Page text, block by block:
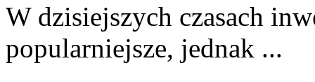
W dzisiejszych czasach⁤
popularniejsze, jednak ...